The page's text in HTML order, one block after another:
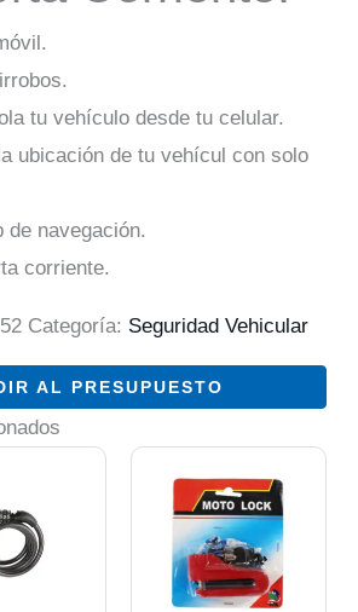
tu vehículo desde tu celular.
ubicación de tu vehícul con solo
de navegación.
corriente.
Categoría: Seguridad Vehicular
AL PRESUPUESTO